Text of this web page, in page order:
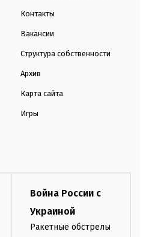
Контакты
Вакансии
Структура собственности
Архив
Карта сайта
Игры
Война России с
Украиной
Ракетные обстрелы